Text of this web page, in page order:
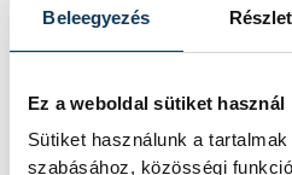
Beleegyezés
Ez a weboldal sütiket használ
Sütiket használunk a
szabásához, közösségi
Brányi Mária, a
akciócsoport elnöke
az Agóra
is azt tartották szem